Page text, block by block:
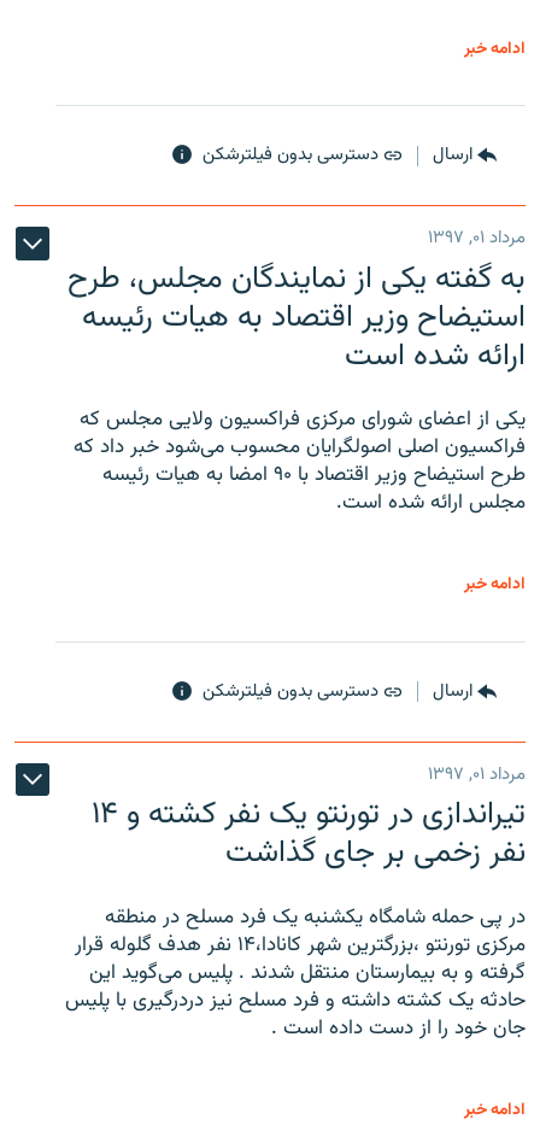
ادامه خبر
ارسال دسترسی بدون فیلترشکن
مرداد ۰۱, ۱۳۹۷
به گفته یکی از نمایندگان مجلس، طرح
استیضاح وزیر اقتصاد به هیات رئیسه
ارائه شده است
یکی از اعضای شورای مرکزی فراکسیون ولایی مجلس که
فراکسیون اصلی اصولگرایان محسوب می‌شود خبر داد که
طرح استیضاح وزیر اقتصاد با ۹۰ امضا به هیات رئیسه
مجلس ارائه شده است.
ادامه خبر
ارسال دسترسی بدون فیلترشکن
مرداد ۰۱, ۱۳۹۷
تیراندازی در تورنتو یک نفر کشته و ۱۴
نفر زخمی بر جای گذاشت
در پی حمله شامگاه یکشنبه یک فرد مسلح در منطقه
مرکزی تورنتو ،‌بزرگترین شهر کانادا،۱۴ نفر هدف گلوله قرار
گرفته و به بیمارستان منتقل شدند . پلیس می‌گوید این
حادثه یک کشته داشته و فرد مسلح نیز دردرگیری با پلیس
جان خود را از دست داده است .
ادامه خبر